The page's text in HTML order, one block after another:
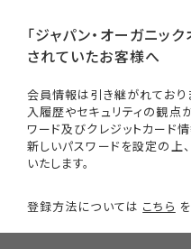
「ジャパン・オーガニッ
されていたお客様へ
会員情報は引き継がれており
入履歴やセキュリティの観点
ワード及びクレジットカード
新しいパスワードを設定の上
いたします。
登録方法については こちら